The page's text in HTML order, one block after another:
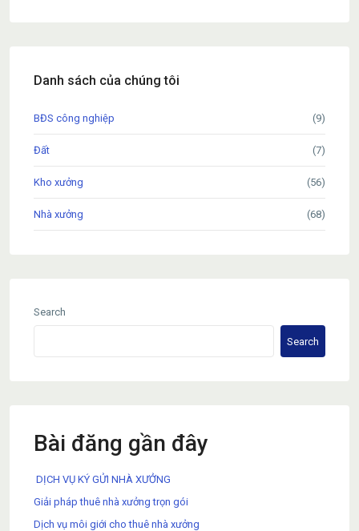
Danh sách của chúng tôi
BĐS công nghiệp (9)
Đất (7)
Kho xưởng (56)
Nhà xưởng (68)
Search
Search
Bài đăng gần đây
DỊCH VỤ KÝ GỬI NHÀ XƯỞNG
Giải pháp thuê nhà xưởng trọn gói
Dịch vụ môi giới cho thuê nhà xưởng